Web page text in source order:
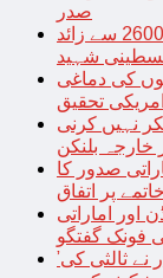
صدر
غزہ پر اسرائیلی جارحیت کا سلسلہ جاری، 2600 سے زائد
شہید
کی دماغی
تحقیق
نہیں کرنی
خارجہ بلنکن
صدور کا
پر اتفاق
اور اماراتی
فونک گفتگو
’آزاد ریاست فلسطینیوں کا حق ہے‘؛ روسی صدر نے ثالثی کی